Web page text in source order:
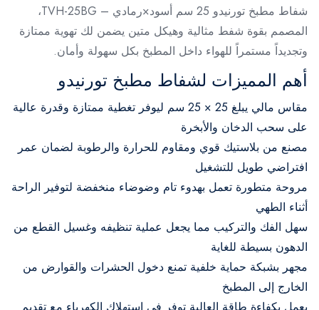
شفاط مطبخ تورنيدو 25 سم أسود×رمادي – TVH-25BG،
المصمم بقوة شفط مثالية وهيكل متين يضمن لك تهوية ممتازة
وتجديداً مستمراً للهواء داخل المطبخ بكل سهولة وأمان.
أهم المميزات لشفاط مطبخ تورنيدو
مقاس مالي يبلغ 25 × 25 سم ليوفر تغطية ممتازة وقدرة عالية
على سحب الدخان والأبخرة
مصنع من بلاستيك قوي ومقاوم للحرارة والرطوبة لضمان عمر
افتراضي طويل للتشغيل
مروحة متطورة تعمل بهدوء تام وضوضاء منخفضة لتوفير الراحة
أثناء الطهي
سهل الفك والتركيب مما يجعل عملية تنظيفه وغسيل القطع من
الدهون بسيطة للغاية
مجهر بشبكة حماية خلفية تمنع دخول الحشرات والقوارض من
الخارج إلى المطبخ
يعمل بكفاءة طاقة العالية توفر في استهلاك الكهرباء مع تقديم